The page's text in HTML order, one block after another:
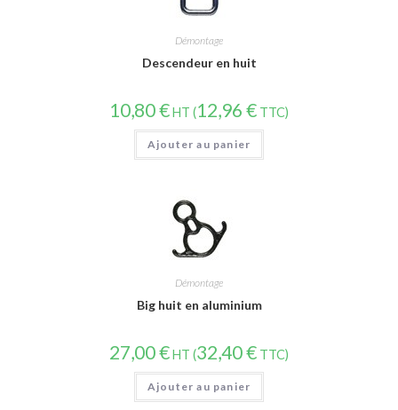
Démontage
Descendeur en huit
10,80€HT (12,96 € TTC)
Ajouter au panier
Démontage
Big huit en aluminium
27,00€HT (32,40€ TTC)
Ajouter au panier